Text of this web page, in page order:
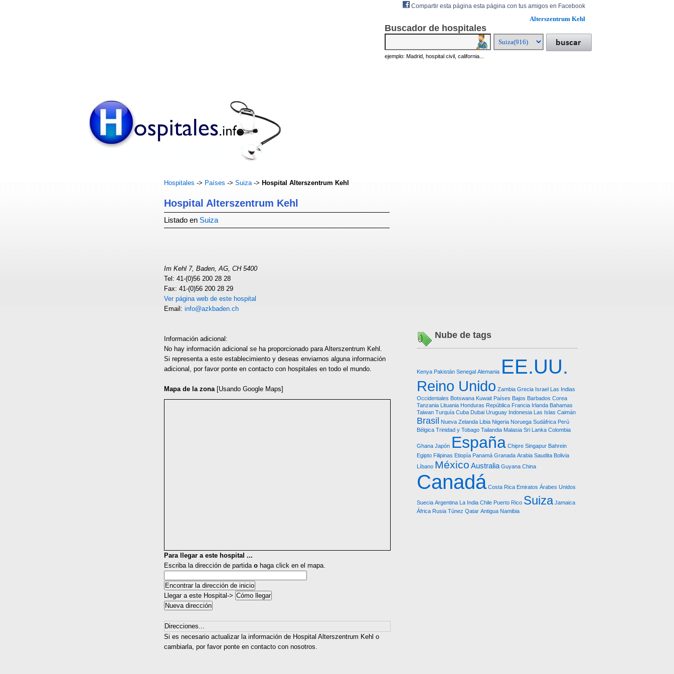
Alterszentrum Kehl
Buscador de hospitales
ejemplo: Madrid, hospital civil, california...
Hospitales -> Países -> Suiza-> Hospital Alterszentrum Kehl
Hospital Alterszentrum Kehl
Listado en Suiza
Im Kehl 7, Baden, AG, CH 5400
Tel: 41-(0)56 200 28 28
Fax: 41-(0)56 200 28 29
Ver página web de este hospital
Email: info@azkbaden.ch
Información adicional:
No hay información adicional se ha proporcionado para Alterszentrum Kehl.
Si representa a este establecimiento y deseas enviarnos alguna información
adicional, por favor ponte en contacto con hospitales en todo el mundo.
Mapa de la zona[Usando Google Maps]
Para llegar a este hospital ...
Escriba la dirección de partida o haga click en el mapa.
Llegar a este Hospital->
Direcciones...
Si es necesario actualizar la información de Hospital Alterszentrum Kehl o
cambiarla, por favor ponte en contacto con nosotros.
Nube de tags
Kenya Pakistán Senegal Alemania EE.UU.
Reino Unido Zambia Grecia Israel Las Indias
Occidentales Botswana Kuwait Países Bajos Barbados Corea
Tanzania Lituania Honduras República Francia Irlanda Bahamas
Taiwan Turquía Cuba Dubai Uruguay Indonesia Las Islas Caimán
Brasil Nueva Zelanda Libia Nigeria Noruega Sudáfrica Perú
Bélgica Trinidad y Tobago Tailandia Malasia Sri Lanka Colombia
Ghana Japón España Chipre Singapur Bahrein
Egipto Filipinas Etiopía Panamá Granada Arabia Saudita Bolivia
Líbano México Australia Guyana China
Canadá Costa Rica Emiratos Árabes Unidos
Suecia Argentina La India Chile Puerto Rico Suiza Jamaica
África Rusia Túnez Qatar Antigua Namibia
Compartir esta página esta página con tus amigos en Facebook